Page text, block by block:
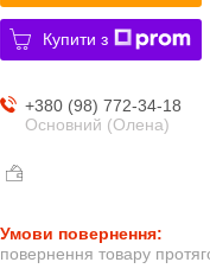
Купити з
+380 (98) 772-34-18
Основний (Олена)
повернення товару